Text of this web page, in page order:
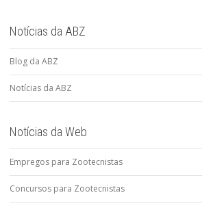
Notícias da ABZ
Blog da ABZ
Notícias da ABZ
Notícias da Web
Empregos para Zootecnistas
Concursos para Zootecnistas